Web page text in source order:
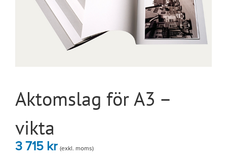
Aktomslag för A3 –
vikta
3 715 kr (exkl. moms)